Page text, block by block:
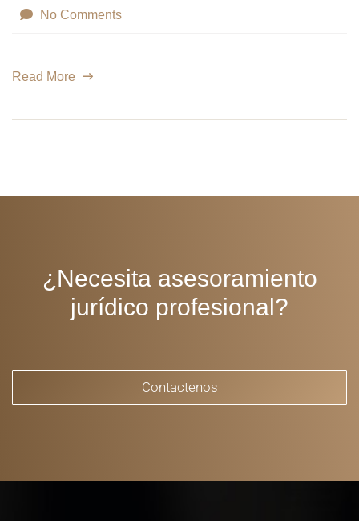
No Comments
Read More
¿Necesita asesoramiento
jurídico profesional?
Contactenos